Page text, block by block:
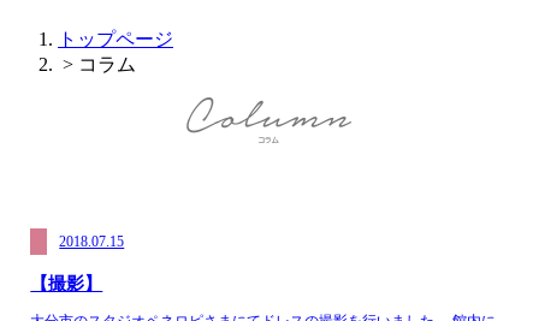
トップページ
> コラム
2018.07.15
【撮影】